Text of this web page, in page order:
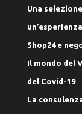
Una
Shop24 e
Il mondo del
del Covid-19
La